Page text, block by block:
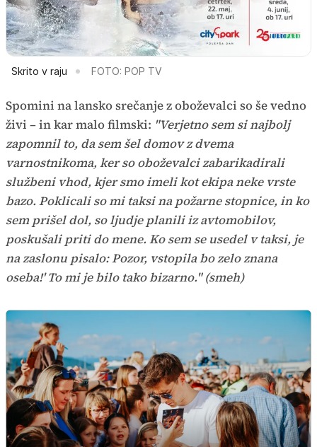
Skrito v raju FOTO: POP TV
Spomini na lansko srečanje z oboževalci so še vedno
živi – in kar malo filmski: "Verjetno sem si najbolj
zapomnil to, da sem šel domov z dvema
varnostnikoma, ker so oboževalci zabarikadirali
službeni vhod, kjer smo imeli kot ekipa neke vrste
bazo. Poklicali so mi taksi na požarne stopnice, in ko
sem prišel dol, so ljudje planili iz avtomobilov,
poskušali priti do mene. Ko sem se usedel v taksi, je
na zaslonu pisalo: Pozor, vstopila bo zelo znana
oseba!' To mi je bilo tako bizarno." (smeh)